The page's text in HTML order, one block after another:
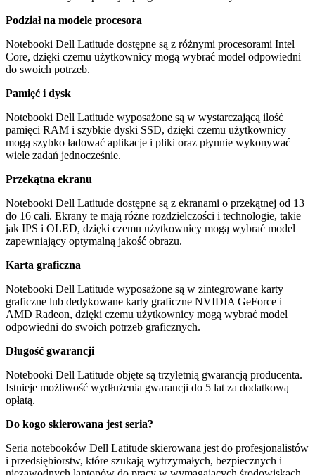
Podział na modele procesora
Notebooki Dell Latitude dostępne są z różnymi procesorami Intel
Core, dzięki czemu użytkownicy mogą wybrać model odpowiedni
do swoich potrzeb.
Pamięć i dysk
Notebooki Dell Latitude wyposażone są w wystarczającą ilość
pamięci RAM i szybkie dyski SSD, dzięki czemu użytkownicy
mogą szybko ładować aplikacje i pliki oraz płynnie wykonywać
wiele zadań jednocześnie.
Przekątna ekranu
Notebooki Dell Latitude dostępne są z ekranami o przekątnej od 13
do 16 cali. Ekrany te mają różne rozdzielczości i technologie, takie
jak IPS i OLED, dzięki czemu użytkownicy mogą wybrać model
zapewniający optymalną jakość obrazu.
Karta graficzna
Notebooki Dell Latitude wyposażone są w zintegrowane karty
graficzne lub dedykowane karty graficzne NVIDIA GeForce i
AMD Radeon, dzięki czemu użytkownicy mogą wybrać model
odpowiedni do swoich potrzeb graficznych.
Długość gwarancji
Notebooki Dell Latitude objęte są trzyletnią gwarancją producenta.
Istnieje możliwość wydłużenia gwarancji do 5 lat za dodatkową
opłatą.
Do kogo skierowana jest seria?
Seria notebooków Dell Latitude skierowana jest do profesjonalistów
i przedsiębiorstw, które szukają wytrzymałych, bezpiecznych i